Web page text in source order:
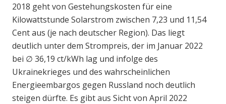
2018 geht von Gestehungskosten für eine
Kilowattstunde Solarstrom zwischen 7,23 und 11,54
Cent aus (je nach deutscher Region). Das liegt
deutlich unter dem Strompreis, der im Januar 2022
bei ∅ 36,19 ct/kWh lag und infolge des
Ukrainekrieges und des wahrscheinlichen
Energieembargos gegen Russland noch deutlich
steigen dürfte. Es gibt aus Sicht von April 2022